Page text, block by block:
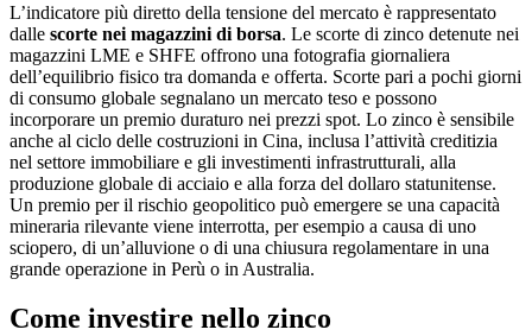
L’indicatore più diretto della tensione del mercato è rappresentato
dalle scorte nei magazzini di borsa. Le scorte di zinco detenute nei
magazzini LME e SHFE offrono una fotografia giornaliera
dell’equilibrio fisico tra domanda e offerta. Scorte pari a pochi giorni
di consumo globale segnalano un mercato teso e possono
incorporare un premio duraturo nei prezzi spot. Lo zinco è sensibile
anche al ciclo delle costruzioni in Cina, inclusa l’attività creditizia
nel settore immobiliare e gli investimenti infrastrutturali, alla
produzione globale di acciaio e alla forza del dollaro statunitense.
Un premio per il rischio geopolitico può emergere se una capacità
mineraria rilevante viene interrotta, per esempio a causa di uno
sciopero, di un’alluvione o di una chiusura regolamentare in una
grande operazione in Perù o in Australia.
Come investire nello zinco